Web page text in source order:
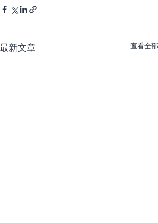
最新文章 查看全部